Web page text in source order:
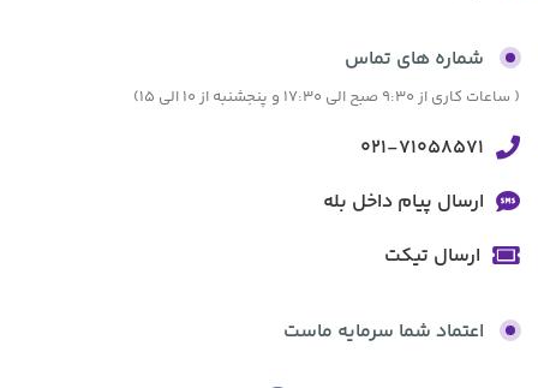
شماره های تماس
( ساعات کاری از 9:30 صبح الی 17:30 و پنجشنبه از 10 الی 15)
021-71058571
ارسال پیام داخل بله
ارسال تیکت
اعتماد شما سرمایه ماست